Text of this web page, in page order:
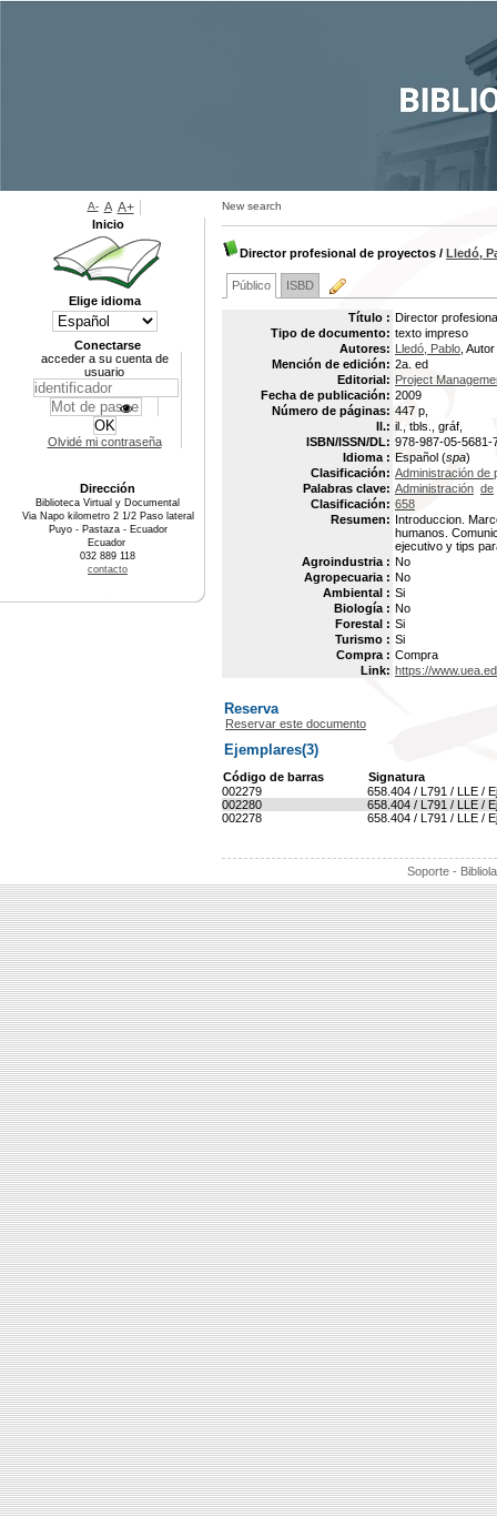
New search
Director profesional de proyectos / Lledó,
Público ISBD
Título : Director
Tipo de documento: texto impreso
Autores: Lledó, Pablo , Autor
Mención de edición: 2a. ed
Editorial: Project
Fecha de publicación: 2009
Número de páginas: 447 p,
Il.: il., tbls., gráf,
ISBN/ISSN/DL: 978-987-05-5681-
Idioma : Español (spa)
Clasificación: Administración de
Palabras clave: Administración de
Clasificación: 658
Resumen: Introduccion.
humanos.
ejecutivo y tips
Agroindustria : No
Agropecuaria : No
Ambiental : Si
Biología : No
Forestal : Si
Turismo : Si
Compra : Compra
Link: https://
Reserva
Reservar este documento
Ejemplares(3)
Código de barras
Signatura
002279
658.404 / L791 / LLE /
002280
658.404 / L791 / LLE /
002278
658.404 / L791 / LLE /
Soporte -
A- A A+
Inicio
Elige idioma
Conectarse
acceder a su cuenta de
usuario
Olvidé mi contraseña
Dirección
Biblioteca Virtual y Documental
Via Napo kilometro 2 1/2 Paso lateral
Puyo - Pastaza - Ecuador
Ecuador
032 889 118
contacto